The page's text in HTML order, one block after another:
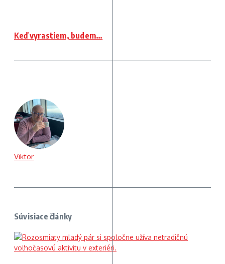
Keď vyrastiem, budem…
Viktor
Súvisiace články